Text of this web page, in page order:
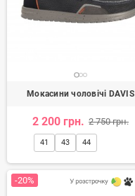
Мокасини чоловічі DAVIS
2 200 грн. 2 750 грн.
41 43 44
-20%